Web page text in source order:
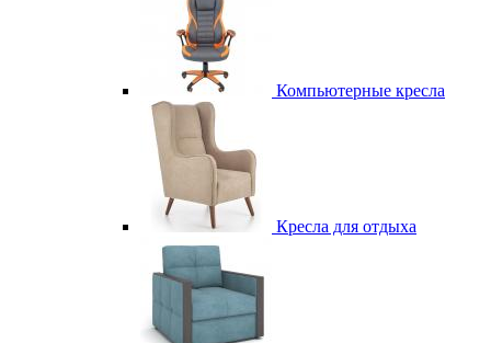
Компьютерные кресла
Кресла для отдыха